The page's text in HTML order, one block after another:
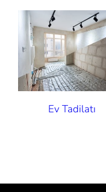
Ev Tadilatı